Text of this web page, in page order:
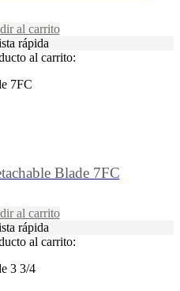
al carrito
rápida
al carrito:
7FC
Blade 7FC
al carrito
rápida
al carrito:
3 3/4